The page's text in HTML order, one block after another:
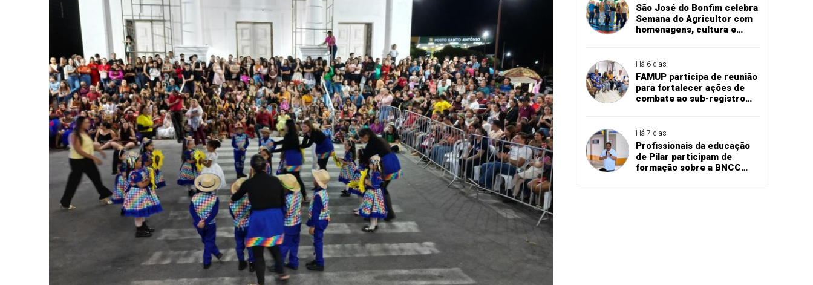
São José do Bonfim celebra
Semana do Agricultor com
homenagens, cultura e
Há 6 dias
FAMUP participa de reunião
para fortalecer ações de
combate ao sub-registro
Há 7 dias
Profissionais da educação
de Pilar participam de
formação sobre a BNCC